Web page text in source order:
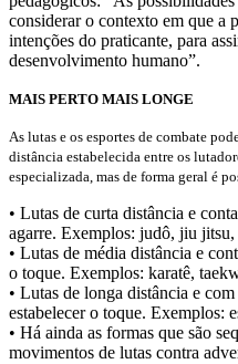
considerar o contexto em que a
intenções do praticante, para
desenvolvimento humano”.
MAIS PERTO MAIS LONGE
As lutas e os esportes de combate
distância estabelecida entre os
especializada, mas de forma geral é
• Lutas de curta distância e
agarre. Exemplos: judô, jiu
• Lutas de média distância e
o toque. Exemplos: karatê,
• Lutas de longa distância e
estabelecer o toque. Exemplos:
• Há ainda as formas que são
movimentos de lutas contra